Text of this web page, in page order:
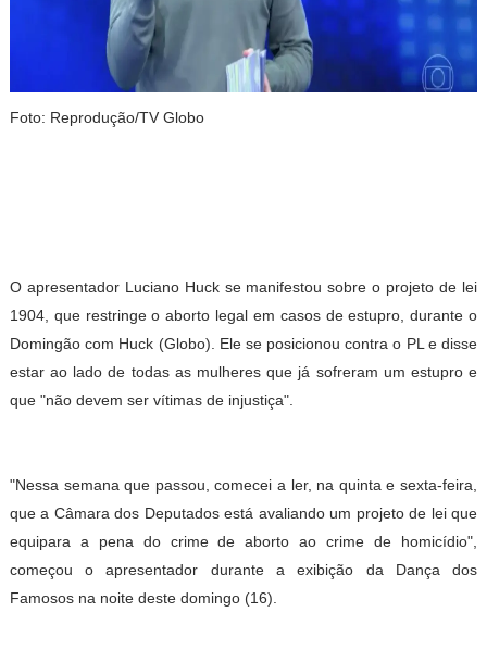
Foto: Reprodução/TV Globo
O apresentador Luciano Huck se manifestou sobre o projeto de lei
1904, que restringe o aborto legal em casos de estupro, durante o
Domingão com Huck (Globo). Ele se posicionou contra o PL e disse
estar ao lado de todas as mulheres que já sofreram um estupro e
que "não devem ser vítimas de injustiça".
"Nessa semana que passou, comecei a ler, na quinta e sexta-feira,
que a Câmara dos Deputados está avaliando um projeto de lei que
equipara a pena do crime de aborto ao crime de homicídio",
começou o apresentador durante a exibição da Dança dos
Famosos na noite deste domingo (16).